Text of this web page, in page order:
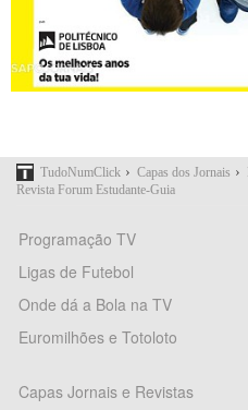
TudoNumClick › Capas dos Jornais ›
Revista Forum Estudante-Guia
Programação TV
Ligas de Futebol
Onde dá a Bola na TV
Euromilhões e Totoloto
Capas Jornais e Revistas